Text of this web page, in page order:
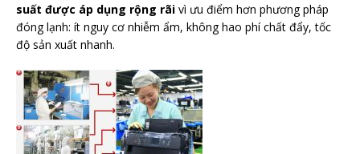
suất được áp dụng rộng rãi vì ưu điểm hơn phương pháp
đóng lạnh: ít nguy cơ nhiễm ẩm, không hao phí chất đẩy, tốc
độ sản xuất nhanh.